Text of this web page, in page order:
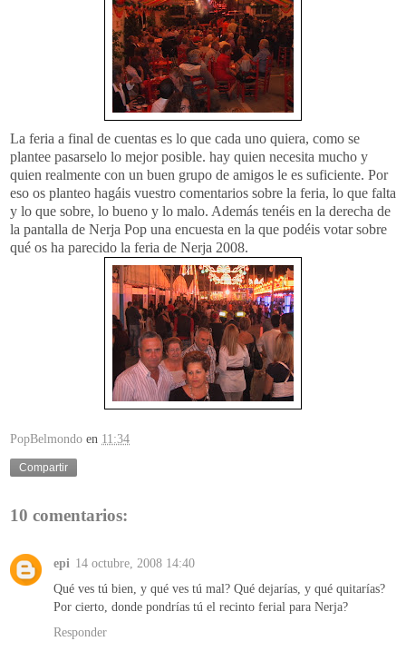
La feria a final de cuentas es lo que cada uno quiera, como se
plantee pasarselo lo mejor posible. hay quien necesita mucho y
quien realmente con un buen grupo de amigos le es suficiente. Por
eso os planteo hagáis vuestro comentarios sobre la feria, lo que falta
y lo que sobre, lo bueno y lo malo. Además tenéis en la derecha de
la pantalla de Nerja Pop una encuesta en la que podéis votar sobre
qué os ha parecido la feria de Nerja 2008.
PopBelmondo en 11:34
Compartir
10 comentarios:
epi 14 octubre, 2008 14:40
Qué ves tú bien, y qué ves tú mal? Qué dejarías, y qué quitarías?
Por cierto, donde pondrías tú el recinto ferial para Nerja?
Responder